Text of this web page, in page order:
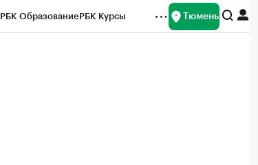
РБК ОбразованиеРБК Курсы Тюмень